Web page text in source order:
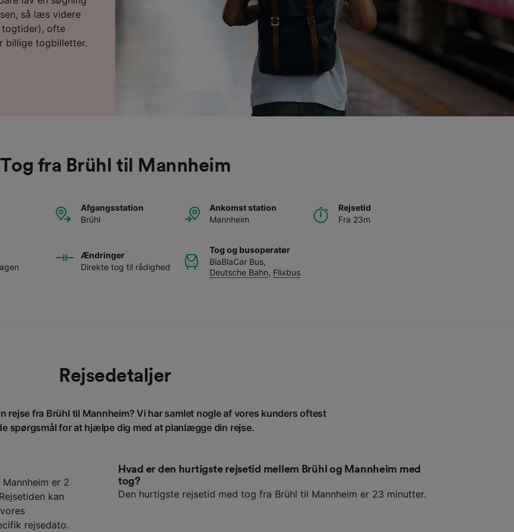
så læs videre
togtider), ofte
billige togbilletter.
Tog fra Brühl til Mannheim
Afgangsstation
Brühl
Ankomst station
Mannheim
Rejsetid
Fra 23m
Ændringer
Direkte tog til rådighed
Tog og busoperatør
BlaBlaCar Bus,
Deutsche Bahn, Flixbus
Rejsedetaljer
rejse fra Brühl til Mannheim? Vi har samlet nogle af vores kunders oftest
spørgsmål for at hjælpe dig med at planlægge din rejse.
er 2
kan
rejsedato.
Hvad er den hurtigste rejsetid mellem Brühl og Mannheim med
tog?
Den hurtigste rejsetid med tog fra Brühl til Mannheim er 23 minutter.